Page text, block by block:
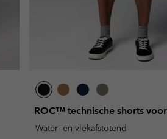
ROC™ technische shorts
Water- en vlekafstotend